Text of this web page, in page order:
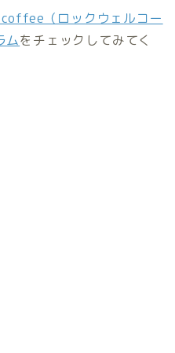
coffee（ロックウェルコー
ムをチェックしてみてく